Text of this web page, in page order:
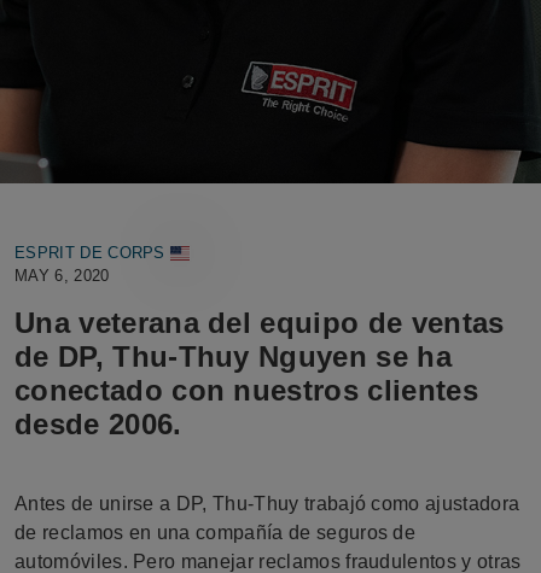
ESPRIT DE CORPS
MAY 6, 2020
Una veterana del equipo de ventas
de DP, Thu-Thuy Nguyen se ha
conectado con nuestros clientes
desde 2006.
Antes de unirse a DP, Thu-Thuy trabajó como ajustadora
de reclamos en una compañía de seguros de
automóviles. Pero manejar reclamos fraudulentos y otras